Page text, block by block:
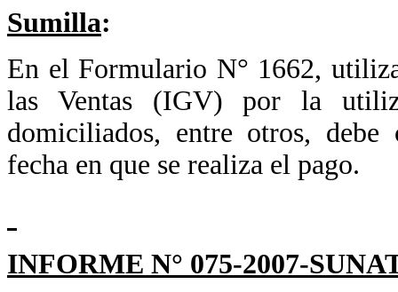
Sumilla:
En el Formulario N° 1662,
las Ventas (IGV) por la
domiciliados, entre otros,
fecha en que se realiza el pago.
INFORME N° 075-2007-